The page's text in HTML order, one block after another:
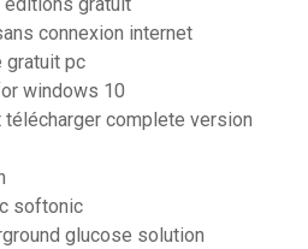
editions gratuit
connexion internet
gratuit pc
windows 10
complete version
softonic
glucose solution